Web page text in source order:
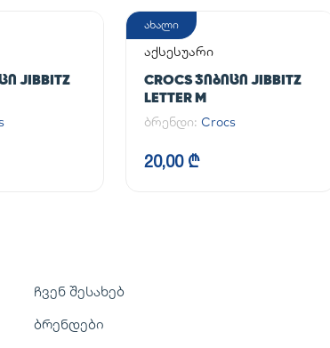
JIBBITZ
ახალი
აქსესუარი
CROCS ᲯᲘᲑᲘᲪᲘ JIBBITZ
LETTER M
ბრენდი: Crocs
20,00 ₾
ჩვენ შესახებ
ბრენდები